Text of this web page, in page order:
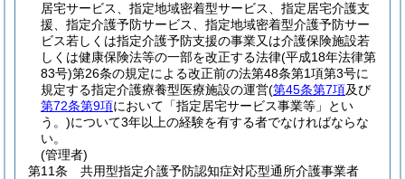
居宅サービス、指定地域密着型サービス、指定居宅介護支
援、指定介護予防サービス、指定地域密着型介護予防サー
ビス若しくは指定介護予防支援の事業又は介護保険施設若
しくは健康保険法等の一部を改正する法律(平成18年法律第
83号)第26条の規定による改正前の法第48条第1項第3号に
規定する指定介護療養型医療施設の運営(第45条第7項及び
第72条第9項において「指定居宅サービス事業等」とい
う。)について3年以上の経験を有する者でなければならな
い。
(管理者)
第11条
共用型指定介護予防認知症対応型通所介護事業者